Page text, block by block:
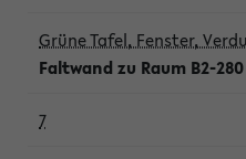
Grüne Tafel, Fenster,
Faltwand zu Raum B2-280
7